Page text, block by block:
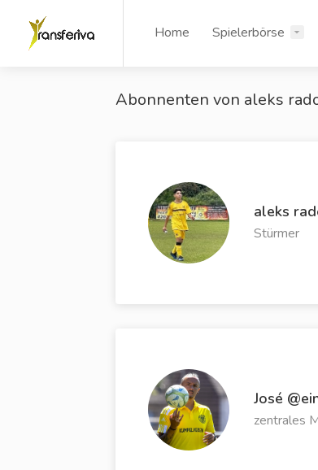
Home Spielerbörse
Abonnenten von aleks
aleks
Stürmer
José
zentrales